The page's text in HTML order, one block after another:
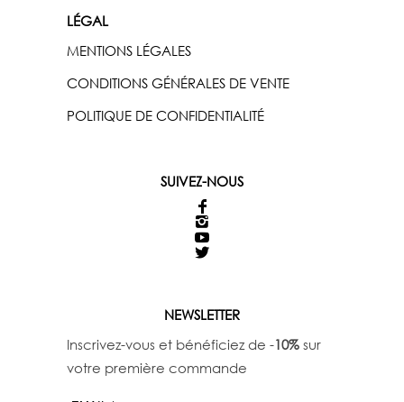
LÉGAL
MENTIONS LÉGALES
CONDITIONS GÉNÉRALES DE VENTE
POLITIQUE DE CONFIDENTIALITÉ
SUIVEZ-NOUS
NEWSLETTER
Inscrivez-vous et bénéficiez de -10% sur
votre première commande